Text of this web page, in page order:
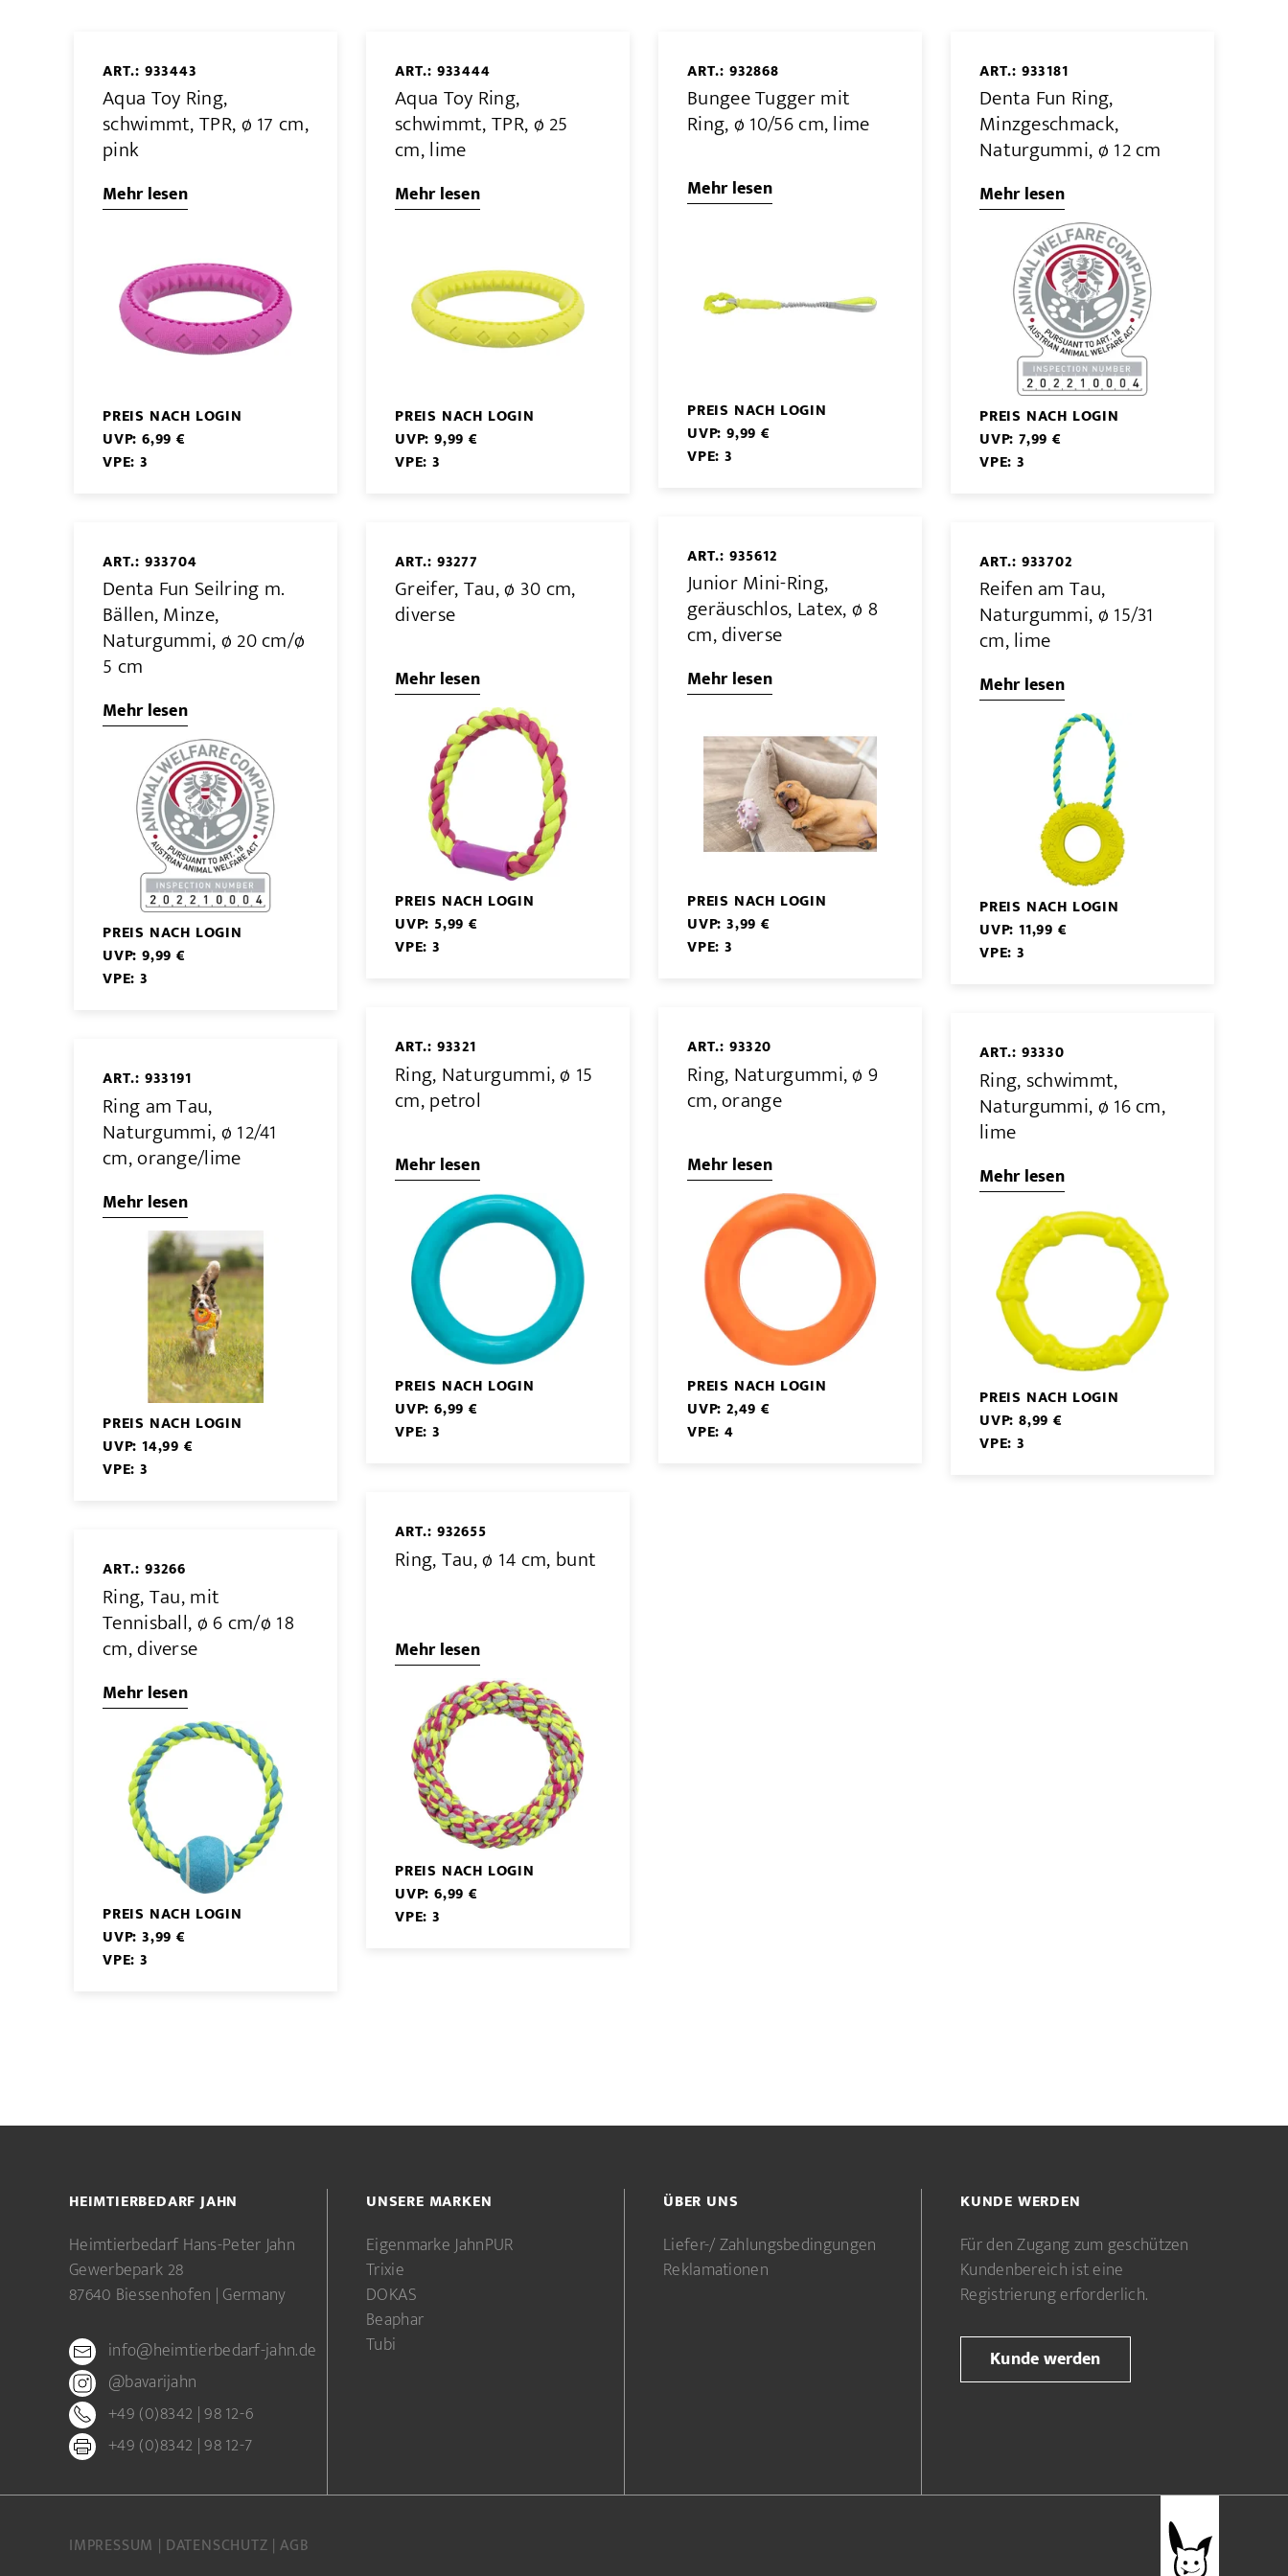
ART.: 933443
Aqua Toy Ring,
schwimmt, TPR, ø 17 cm,
pink
Mehr lesen
PREIS NACH LOGIN
UVP: 6,99 €
VPE: 3
ART.: 933444
Aqua Toy Ring,
schwimmt, TPR, ø 25
cm, lime
Mehr lesen
PREIS NACH LOGIN
UVP: 9,99 €
VPE: 3
ART.: 932868
Bungee Tugger mit
Ring, ø 10/56 cm, lime
Mehr lesen
PREIS NACH LOGIN
UVP: 9,99 €
VPE: 3
ART.: 933181
Denta Fun Ring,
Minzgeschmack,
Naturgummi, ø 12 cm
Mehr lesen
PREIS NACH LOGIN
UVP: 7,99 €
VPE: 3
ART.: 933704
Denta Fun Seilring m.
Bällen, Minze,
Naturgummi, ø 20 cm/ø
5 cm
Mehr lesen
PREIS NACH LOGIN
UVP: 9,99 €
VPE: 3
ART.: 93277
Greifer, Tau, ø 30 cm,
diverse
Mehr lesen
PREIS NACH LOGIN
UVP: 5,99 €
VPE: 3
ART.: 935612
Junior Mini-Ring,
geräuschlos, Latex, ø 8
cm, diverse
Mehr lesen
PREIS NACH LOGIN
UVP: 3,99 €
VPE: 3
ART.: 933702
Reifen am Tau,
Naturgummi, ø 15/31
cm, lime
Mehr lesen
PREIS NACH LOGIN
UVP: 11,99 €
VPE: 3
ART.: 933191
Ring am Tau,
Naturgummi, ø 12/41
cm, orange/lime
Mehr lesen
PREIS NACH LOGIN
UVP: 14,99 €
VPE: 3
ART.: 93321
Ring, Naturgummi, ø 15
cm, petrol
Mehr lesen
PREIS NACH LOGIN
UVP: 6,99 €
VPE: 3
ART.: 93320
Ring, Naturgummi, ø 9
cm, orange
Mehr lesen
PREIS NACH LOGIN
UVP: 2,49 €
VPE: 4
ART.: 93330
Ring, schwimmt,
Naturgummi, ø 16 cm,
lime
Mehr lesen
PREIS NACH LOGIN
UVP: 8,99 €
VPE: 3
ART.: 93266
Ring, Tau, mit
Tennisball, ø 6 cm/ø 18
cm, diverse
Mehr lesen
PREIS NACH LOGIN
UVP: 3,99 €
VPE: 3
ART.: 932655
Ring, Tau, ø 14 cm, bunt
Mehr lesen
PREIS NACH LOGIN
UVP: 6,99 €
VPE: 3
HEIMTIERBEDARF JAHN
Heimtierbedarf Hans-Peter Jahn
Gewerbepark 28
87640 Biessenhofen | Germany
info@heimtierbedarf-jahn.de
@bavarijahn
+49 (0)8342 | 98 12-6
+49 (0)8342 | 98 12-7
UNSERE MARKEN
Eigenmarke JahnPUR
Trixie
DOKAS
Beaphar
Tubi
ÜBER UNS
Liefer-/ Zahlungsbedingungen
Reklamationen
KUNDE WERDEN
Für den Zugang zum geschützen
Kundenbereich ist eine
Registrierung erforderlich.
Kunde werden
IMPRESSUM DATENSCHUTZ AGB